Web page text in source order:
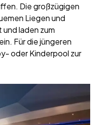
Die großzügigen
Liegen und
laden zum
Für die jüngeren
oder Kinderpool zur